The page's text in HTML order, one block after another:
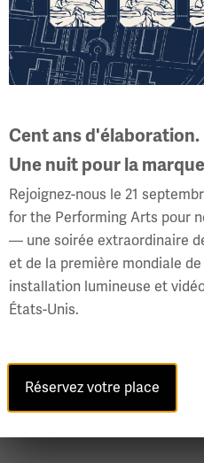
Sifflets
Guerre mondiale utilisaient
visuels et auditifs pour
bruit de la bataille, y compris
Cent ans d'élaboration.
Une nuit pour la
Rejoignez-nous le 21
for the Performing Arts pour
— une soirée extraordinaire
et de la première mondiale de
installation lumineuse et
États-Unis.
Réservez votre place